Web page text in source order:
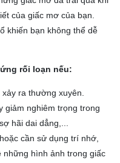
của giấc mơ của bạn.
khiến bạn không thể dễ
rối loạn nếu:
ra thường xuyên.
giảm nghiêm trọng trong
hãi dai dẳng,...
cần sử dụng trí nhớ,
những hình ảnh trong giấc